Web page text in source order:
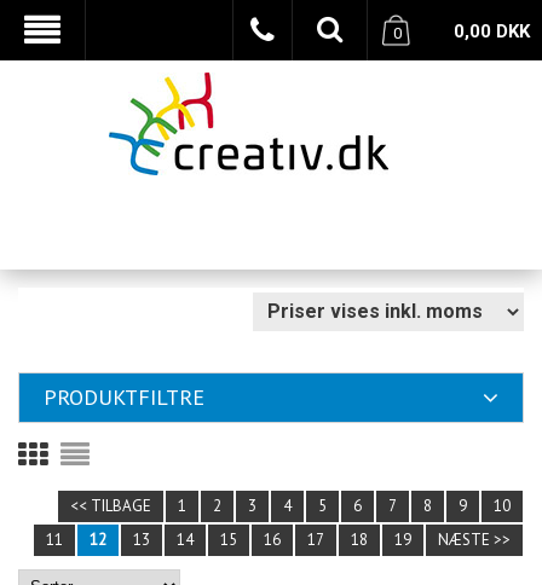
0,00 DKK
0
PRODUKTFILTRE
<< TILBAGE 1 2 3 4 5 6 7 8 9
10
11
12 13 14 15 16 17 18 19 NÆSTE >>